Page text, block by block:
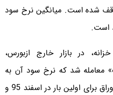
شده است. میانگین نرخ سود
در بازار خارج ازبورس،
معامله شد که نرخ سود آن به
بیش از 30 درصد نیز رسید. این اوراق برای اولین بار در اسفند 95 و